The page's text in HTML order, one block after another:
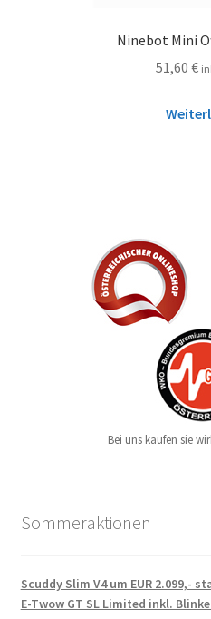
Ninebot Mini
51,60 €
Bei uns kaufen sie
Sommeraktionen
Scuddy Slim V4 um EUR 2.099,-
E-Twow GT SL Limited inkl.